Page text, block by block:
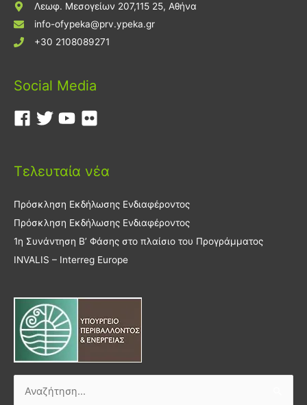
Λεωφ. Μεσογείων 207,115 25, Αθήνα
info-ofypeka@prv.ypeka.gr
+30 2108089271
Social Media
Τελευταία νέα
Πρόσκληση Εκδήλωσης Ενδιαφέροντος
Πρόσκληση Εκδήλωσης Ενδιαφέροντος
1η Συνάντηση Β’ Φάσης στο πλαίσιο του Προγράμματος
INVALIS – Interreg Europe
Αναζήτηση